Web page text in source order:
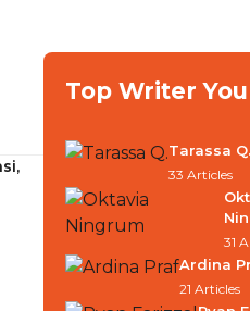
Top Writer
Tarassa Q.
33 Articles
31
Ardina
21 Articles